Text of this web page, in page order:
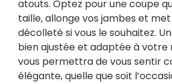
atouts. Optez pour une coupe
taille, allonge vos jambes et
décolleté si vous le souhaitez.
bien ajustée et adaptée à votre
vous permettra de vous sentir
élégante, quelle que soit